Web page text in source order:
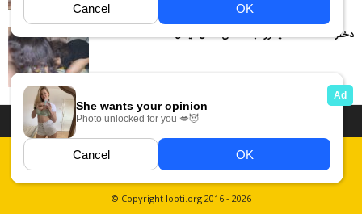
دختره تا ته قشنگ میخوره بعد داگی سکس میکنن
دسته بندی فیلم های سکسی
داستان سکسی ایرانی
عکس سکسی ایرانی
فیلم های سکسی زهرا قوانین
Report Abuse
© Copyright looti.org 2016 - 2026